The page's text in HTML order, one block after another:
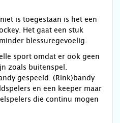
is toegestaan is het een
Het gaat een stuk
blessuregevoelig.
sport omdat er ook geen
zoals buitenspel.
gespeeld. (Rink)bandy
en een keeper maar
die continu mogen